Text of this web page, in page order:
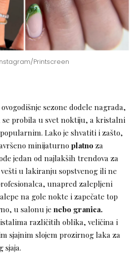
Printscreen
sezone dodele nagrada,
probila u svet noktiju, a kristalni
Lako je shvatiti i zašto,
minijaturnoplatnoza
jedan od najlakših trendova za
u lakiranju sopstvenog ili ne
unapred zalepljeni
na gole nokte i zapečate top
u salonu je nebo granica.
različitih oblika, veličina i
sjajnim slojem prozirnog laka za
sjaja.